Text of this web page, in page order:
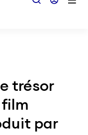
trésor
film
par